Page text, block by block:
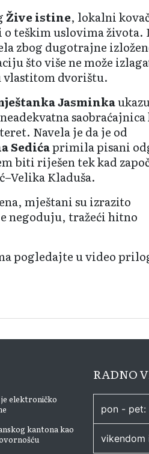
Žive istine, lokalni
teškim uslovima života.
zbog dugotrajne
što više ne može
vlastitom dvorištu.
Jasminka
Navela je da je od
Sedićaprimila pisani
biti riješen tek kad
Kladuša.
mještani su izrazito
negoduju, tražeći hitno
pogledajte u video
elektroničko
kantona kao
RADNO
pon - pet:
vikendom